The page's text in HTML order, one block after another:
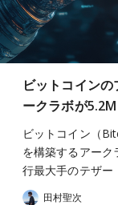
ビットコイン
ークラボが
ビットコイン（
を構築するアー
行最大手のテザ
田村聖次